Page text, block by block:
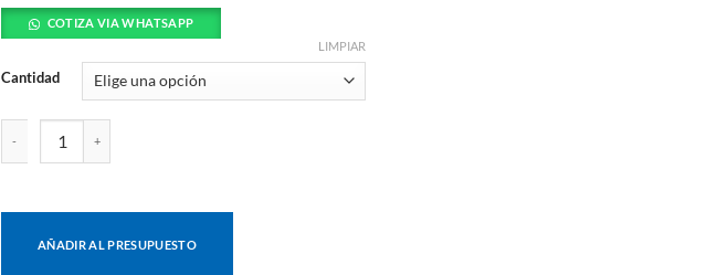
COTIZA VIA WHATSAPP
Cantidad
LIMPIAR
AÑADIR AL PRESUPUESTO